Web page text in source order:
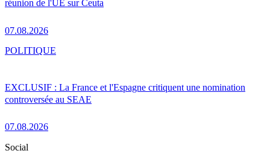
réunion de l'UE sur Ceuta
07.08.2026
EXCLUSIF : La France et l'Espagne critiquent une nomination
controversée au SEAE
07.08.2026
POLITIQUE
Social